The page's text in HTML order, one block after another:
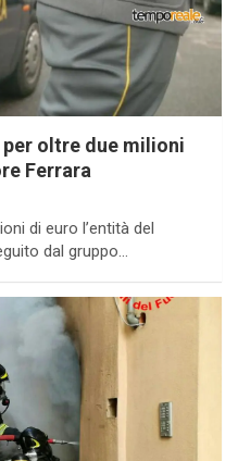
oltre due milioni
Ferrara
di euro l’entità del
dal gruppo…